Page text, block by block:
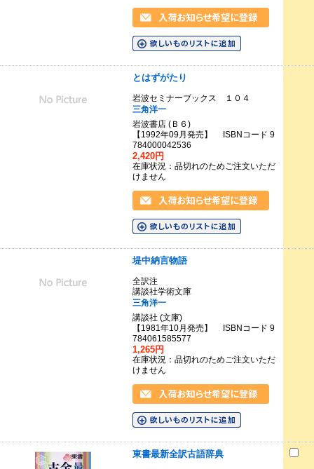
とはずがたり
岩波セミナーブックス １０４
三角洋一
岩波書店 (Ｂ６)
【1992年09月発売】 ISBNコード 9
784000042536
2,420円
在庫状況：品切れのためご注文いただ
けません
堤中納言物語
全訳注
講談社学術文庫
三角洋一
講談社 (文庫)
【1981年10月発売】 ISBNコード 9
784061585577
1,265円
在庫状況：品切れのためご注文いただ
けません
東書最新全訳古語辞典